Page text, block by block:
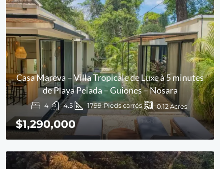
Casa Mareva – Villa Tropicale de Luxe à 5 minutes
de Playa Pelada – Guiones – Nosara
4 4.5 1799 Pieds carrés 0.12Acres
$1,290,000